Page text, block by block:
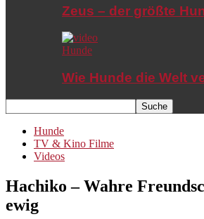
Zeus – der größte
Hunde
Wie Hunde die Welt
Hunde
TV & Kino Filme
Videos
Hachiko – Wahre
ewig